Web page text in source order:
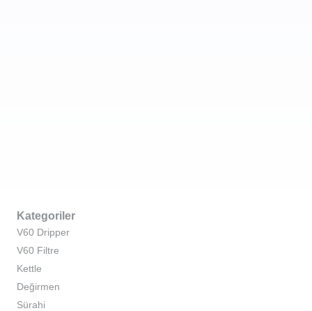
Kategoriler
V60 Dripper
V60 Filtre
Kettle
Değirmen
Sürahi